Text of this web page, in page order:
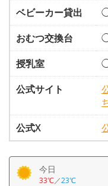
ベビーカー貸出
おむつ交換台
授乳室
公式サイト
公式X
今日
33℃／23℃